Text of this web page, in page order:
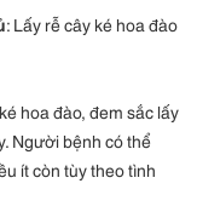
: Lấy rễ cây ké hoa đào
hoa đào, đem sắc lấy
Người bệnh có thể
ít còn tùy theo tình